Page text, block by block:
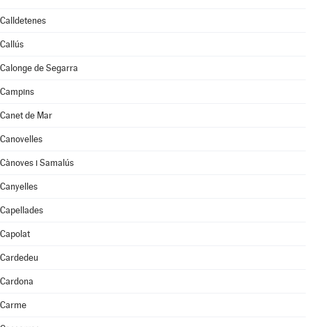
Calldetenes
Callús
Calonge de Segarra
Campins
Canet de Mar
Canovelles
Cànoves i Samalús
Canyelles
Capellades
Capolat
Cardedeu
Cardona
Carme